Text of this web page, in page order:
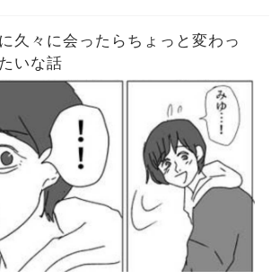
久々に会ったらちょっと変わっ
いな話